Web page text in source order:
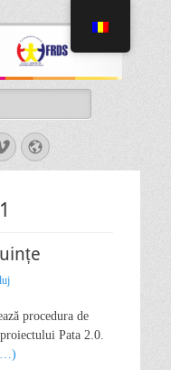
Pata 2.0
Zona Metropolitană Cluj
procedura de
Pata 2.0.